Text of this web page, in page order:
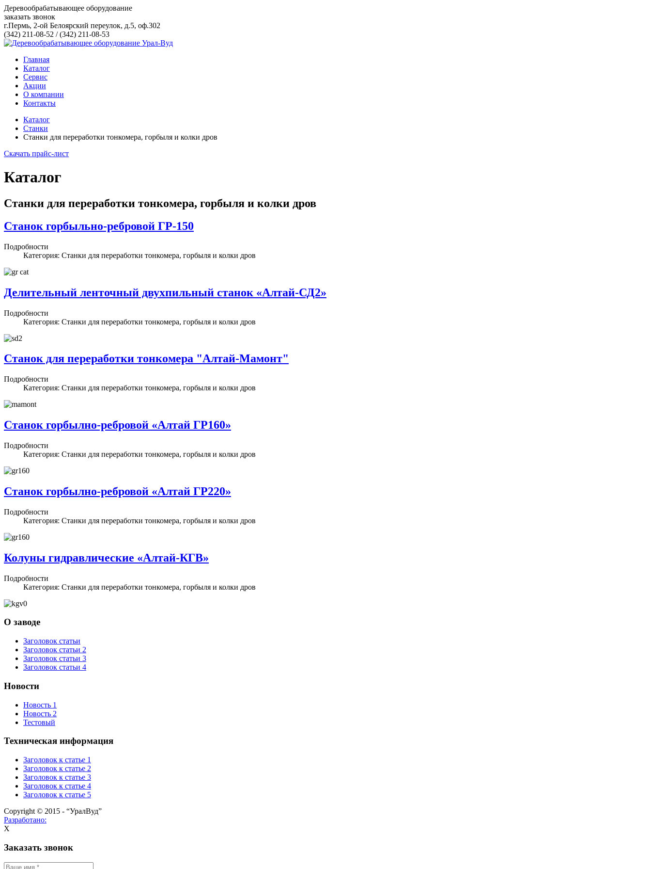
Деревообрабатывающее оборудование
заказать звонок
г.Пермь, 2-ой Белоярский переулок, д.5, оф.302
(342) 211-08-52 /(342) 211-08-53
Главная
Каталог
Сервис
Акции
О компании
Контакты
Каталог
Станки
Станки для переработки тонкомера, горбыля и колки дров
Скачать прайс-лист
Каталог
Станки для переработки тонкомера, горбыля и колки дров
Станок горбыльно-ребровой ГР-150
Подробности
Категория: Станки для переработки тонкомера, горбыля и колки дров
Делительный ленточный двухпильный станок «Алтай-СД2»
Подробности
Категория: Станки для переработки тонкомера, горбыля и колки дров
Станок для переработки тонкомера "Алтай-Мамонт"
Подробности
Категория: Станки для переработки тонкомера, горбыля и колки дров
Станок горбылно-ребровой «Алтай ГР160»
Подробности
Категория: Станки для переработки тонкомера, горбыля и колки дров
Станок горбылно-ребровой «Алтай ГР220»
Подробности
Категория: Станки для переработки тонкомера, горбыля и колки дров
Колуны гидравлические «Алтай-КГВ»
Подробности
Категория: Станки для переработки тонкомера, горбыля и колки дров
О заводе
Заголовок статьи
Заголовок статьи 2
Заголовок статьи 3
Заголовок статьи 4
Новости
Новость 1
Новость 2
Тестовый
Техническая информация
Заголовок к статье 1
Заголовок к статье 2
Заголовок к статье 3
Заголовок к статье 4
Заголовок к статье 5
Copyright © 2015 - “УралВуд”
Разработано:
X
Заказать звонок